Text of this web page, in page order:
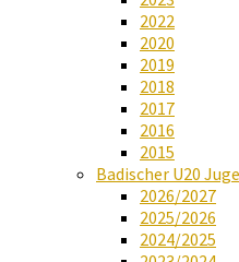
2022
2020
2019
2018
2017
2016
2015
Badischer U20
2026/2027
2025/2026
2024/2025